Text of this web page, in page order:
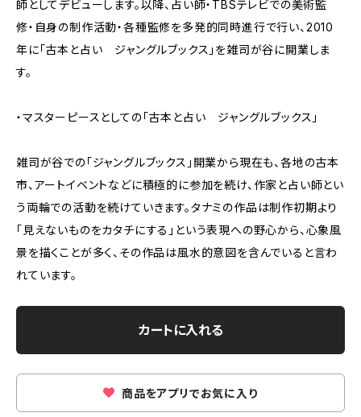
師としてデビューします。以降、占い師・TBSテレビでの美術監
修・自身の制作活動・各種監修を多発的同時進行で行い、2010
年に「古本と占い ジャングルブックス」を雑司が谷に開業しま
す。
・マスターピースとしての「古本と占い ジャングルブックス」
雑司が谷での「ジャングルブックス」開業から現在も、各地の古本
市、アートイベントなどに積極的に参加を続け、作家と占い師とい
う両輪での活動を続けていきます。タナミの作品は制作初期より
「見えないものをカタチにする」という表現への野心から、心象風
景を描くことが多く、その作品は風水的意図を含んでいると言わ
れています。
カートに入れる
商品をアプリでお気に入り